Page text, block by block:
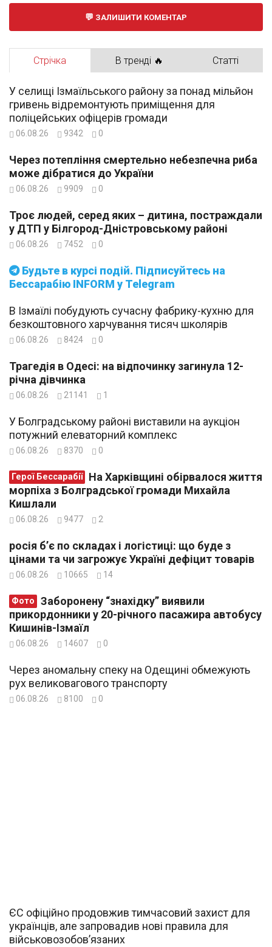
ЗАЛИШИТИ КОМЕНТАР
Стрічка В тренді 🔥 Статті
Будьте в курсі подій. Підписуйтесь на
Бессарабію INFORM у Telegram
У селищі Ізмаїльського району за понад мільйон
гривень відремонтують приміщення для
поліцейських офіцерів громади
06.08.26 9342 0
Через потепління смертельно небезпечна риба
може дібратися до України
06.08.26 9909 0
Троє людей, серед яких – дитина, постраждали
у ДТП у Білгород-Дністровському районі
06.08.26 7452 0
В Ізмаїлі побудують сучасну фабрику-кухню для
безкоштовного харчування тисяч школярів
06.08.26 8424 0
Трагедія в Одесі: на відпочинку загинула 12-
річна дівчинка
06.08.26 21141 1
У Болградському районі виставили на аукціон
потужний елеваторний комплекс
06.08.26 8370 0
Герої Бессарабії
морпіха з Болградської громади Михайла
Кишлали
06.08.26 9477 2
росія б’є по складах і логістиці: що буде з
цінами та чи загрожує Україні дефіцит товарів
06.08.26 10665 14
Фото
прикордонники у 20-річного пасажира автобусу
Кишинів-Ізмаїл
06.08.26 14607 0
Через аномальну спеку на Одещині обмежують
рух великовагового транспорту
06.08.26 8100 0
ЄС офіційно продовжив тимчасовий захист для
українців, але запровадив нові правила для
військовозобов’язаних